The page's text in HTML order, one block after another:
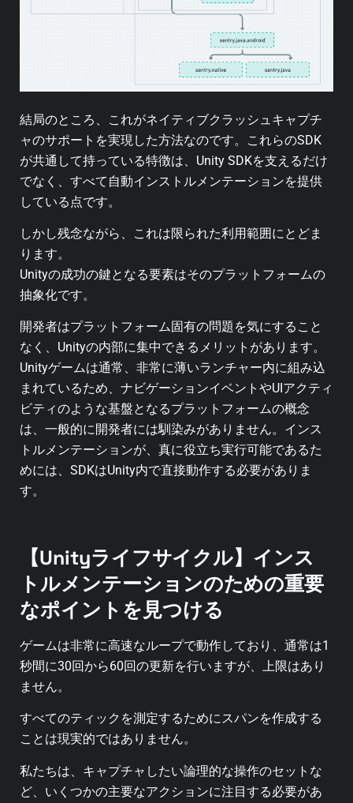
結局のところ、これがネイティブクラッシュキャプチ
ャのサポートを実現した方法なのです。これらのSDK
が共通して持っている特徴は、Unity SDKを支えるだけ
でなく、すべて自動インストルメンテーションを提供
している点です。
しかし残念ながら、これは限られた利用範囲にとどま
ります。
Unityの成功の鍵となる要素はそのプラットフォームの
抽象化です。
開発者はプラットフォーム固有の問題を気にすること
なく、Unityの内部に集中できるメリットがあります。
Unityゲームは通常、非常に薄いランチャー内に組み込
まれているため、ナビゲーションイベントやUIアクティ
ビティのような基盤となるプラットフォームの概念
は、一般的に開発者には馴染みがありません。インス
トルメンテーションが、真に役立ち実行可能であるた
めには、SDKはUnity内で直接動作する必要がありま
す。
【Unityライフサイクル】インス
トルメンテーションのための重要
なポイントを見つける
ゲームは非常に高速なループで動作しており、通常は1
秒間に30回から60回の更新を行いますが、上限はあり
ません。
すべてのティックを測定するためにスパンを作成する
ことは現実的ではありません。
私たちは、キャプチャしたい論理的な操作のセットな
ど、いくつかの主要なアクションに注目する必要があ